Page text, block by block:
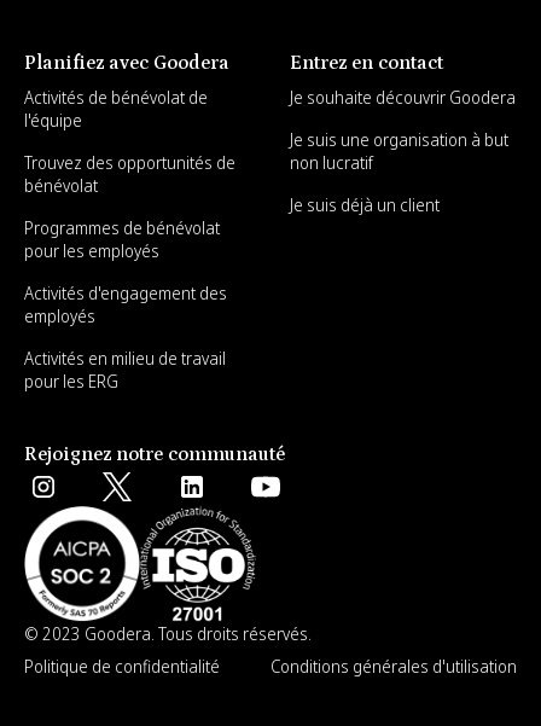
Planifiez avec Goodera
Activités de bénévolat de
l'équipe
Trouvez des opportunités de
bénévolat
Programmes de bénévolat
pour les employés
Activités d'engagement des
employés
Activités en milieu de travail
pour les ERG
Entrez en contact
Je souhaite découvrir Goodera
Je suis une organisation à but
non lucratif
Je suis déjà un client
Rejoignez notre communauté
© 2023 Goodera. Tous droits réservés.
Politique de confidentialité
Conditions générales d'utilisation